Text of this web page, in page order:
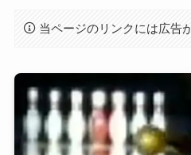
当ページのリンクには広告